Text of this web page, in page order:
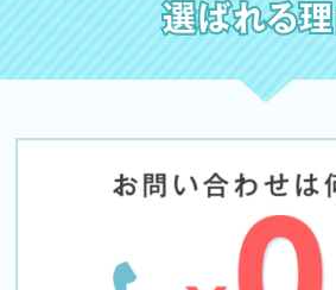
選ばれる